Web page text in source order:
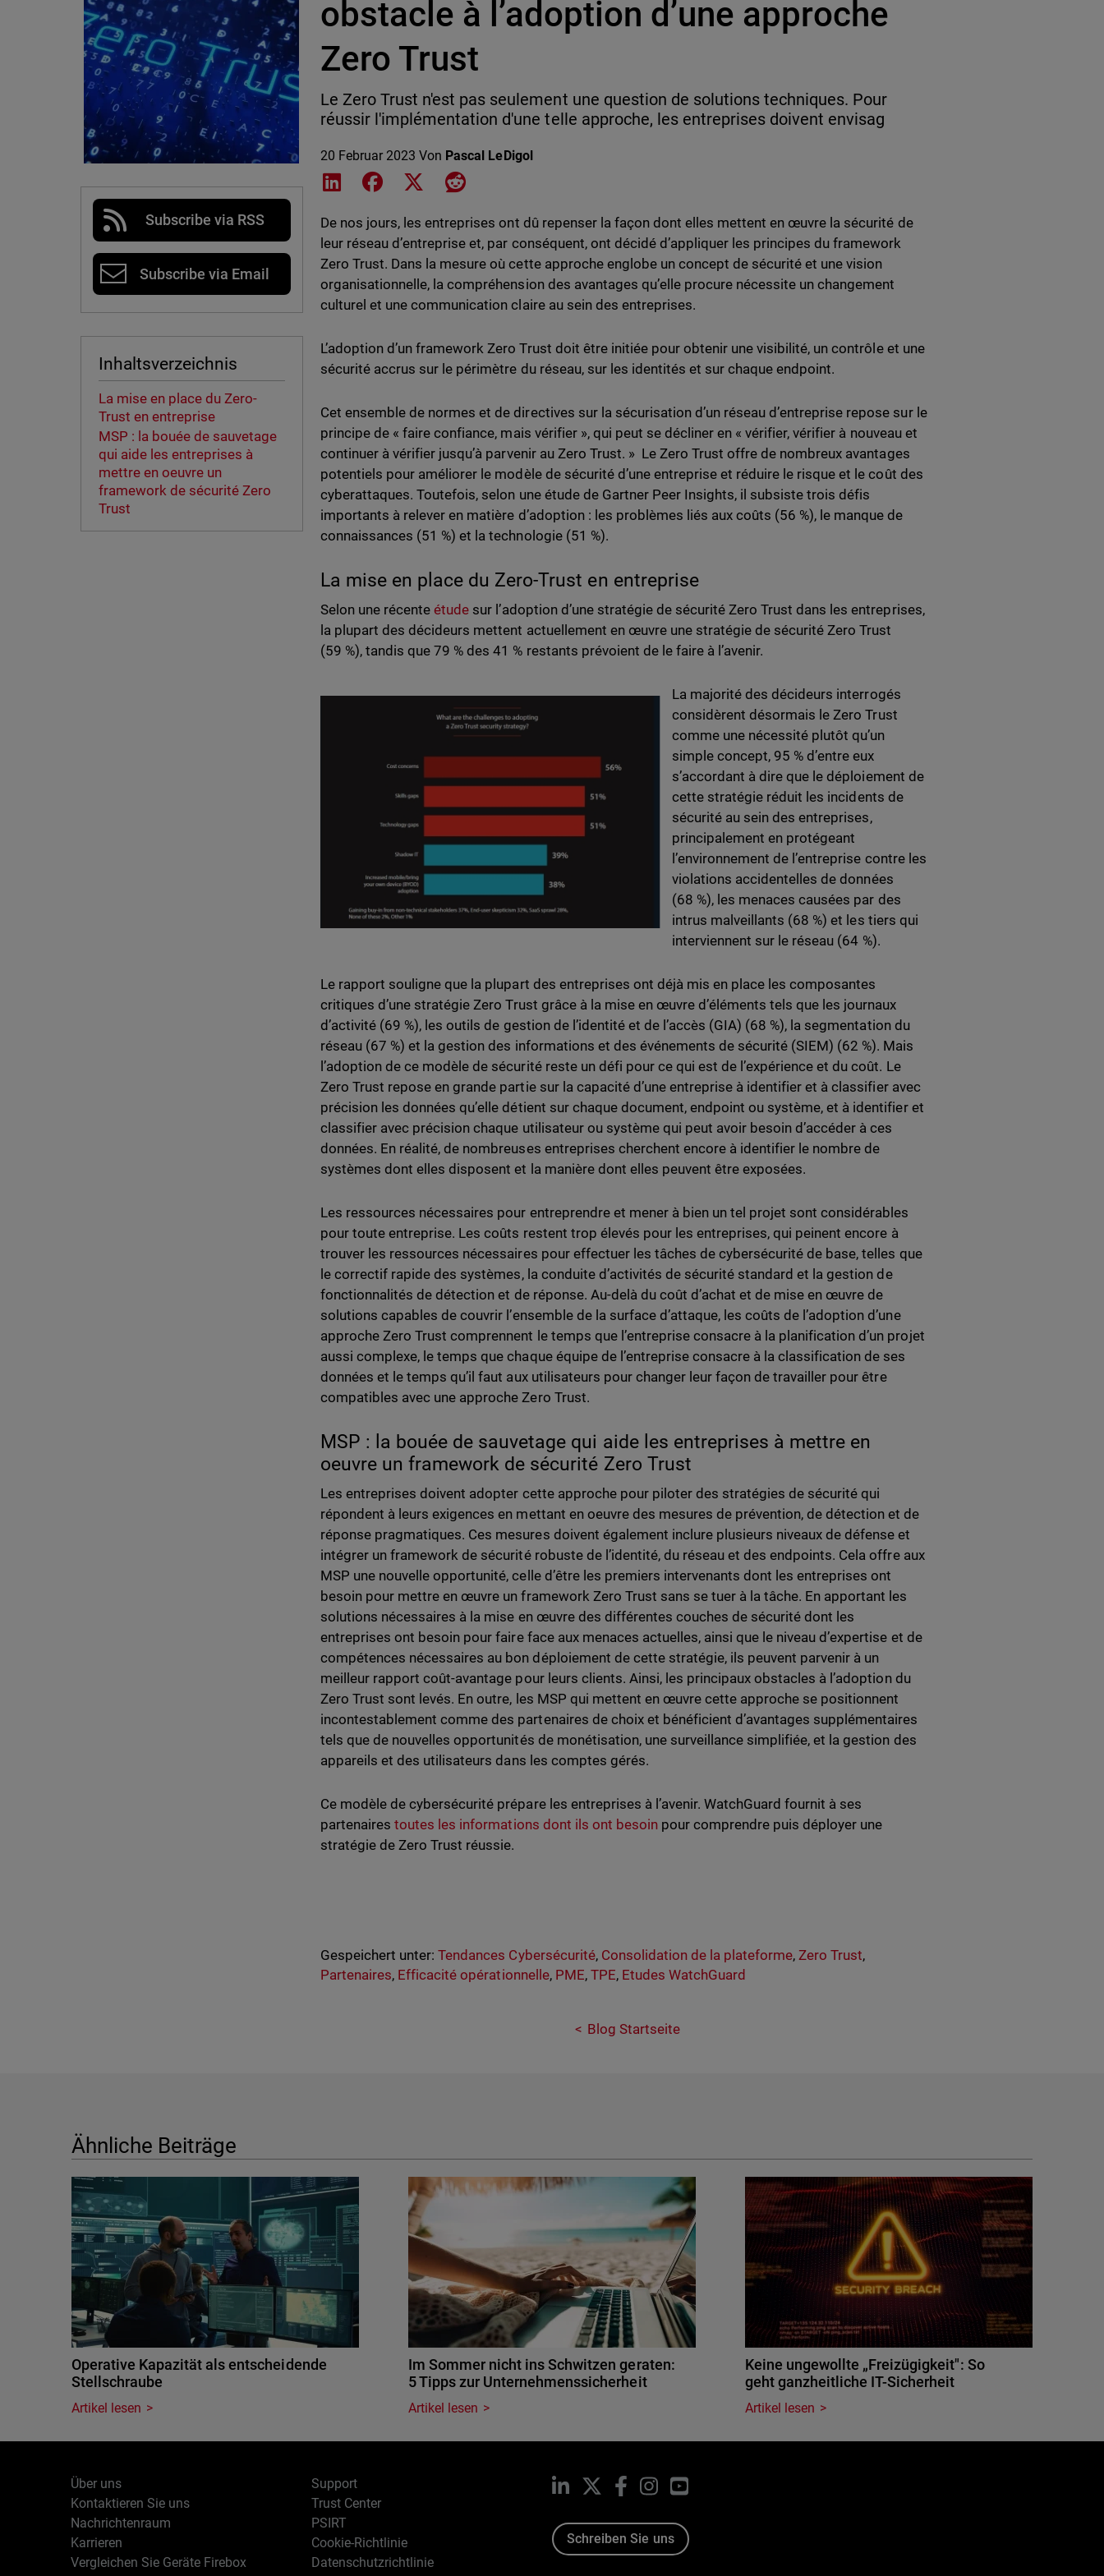
Subscribe via RSS
Subscribe via Email
Inhaltsverzeichnis
La mise en place du Zero-
Trust en entreprise
MSP : la bouée de sauvetage
qui aide les entreprises à
mettre en oeuvre un
framework de sécurité Zero
Trust
obstacle à l’adoption d’une approche
Zero Trust
Le Zero Trust n'est pas seulement une question de solutions techniques. Pour
réussir l'implémentation d'une telle approche, les entreprises doivent envisag
20 Februar 2023 Von Pascal LeDigol
Share on LinkedIn
Share on Facebook
Share on XShare on Reddit
De nos jours, les entreprises ont dû repenser la façon dont elles mettent en œuvre la sécurité de
leur réseau d’entreprise et, par conséquent, ont décidé d’appliquer les principes du framework
Zero Trust. Dans la mesure où cette approche englobe un concept de sécurité et une vision
organisationnelle, la compréhension des avantages qu’elle procure nécessite un changement
culturel et une communication claire au sein des entreprises.
L’adoption d’un framework Zero Trust doit être initiée pour obtenir une visibilité, un contrôle et une
sécurité accrus sur le périmètre du réseau, sur les identités et sur chaque endpoint.
Cet ensemble de normes et de directives sur la sécurisation d’un réseau d’entreprise repose sur le
principe de « faire confiance, mais vérifier », qui peut se décliner en « vérifier, vérifier à nouveau et
continuer à vérifier jusqu’à parvenir au Zero Trust. » Le Zero Trust offre de nombreux avantages
potentiels pour améliorer le modèle de sécurité d’une entreprise et réduire le risque et le coût des
cyberattaques. Toutefois, selon une étude de Gartner Peer Insights, il subsiste trois défis
importants à relever en matière d’adoption : les problèmes liés aux coûts (56 %), le manque de
connaissances (51 %) et la technologie (51 %).
La mise en place du Zero-Trust en entreprise
Selon une récenteétude sur l’adoption d’une stratégie de sécurité Zero Trust dans les entreprises,
la plupart des décideurs mettent actuellement en œuvre une stratégie de sécurité Zero Trust
(59 %), tandis que 79 % des 41 % restants prévoient de le faire à l’avenir.
La majorité des décideurs interrogés
considèrent désormais le Zero Trust
comme une nécessité plutôt qu’un
simple concept, 95 % d’entre eux
s’accordant à dire que le déploiement de
cette stratégie réduit les incidents de
sécurité au sein des entreprises,
principalement en protégeant
l’environnement de l’entreprise contre les
violations accidentelles de données
(68 %), les menaces causées par des
intrus malveillants (68 %) et les tiers qui
interviennent sur le réseau (64 %).
Le rapport souligne que la plupart des entreprises ont déjà mis en place les composantes
critiques d’une stratégie Zero Trust grâce à la mise en œuvre d’éléments tels que les journaux
d’activité (69 %), les outils de gestion de l’identité et de l’accès (GIA) (68 %), la segmentation du
réseau (67 %) et la gestion des informations et des événements de sécurité (SIEM) (62 %). Mais
l’adoption de ce modèle de sécurité reste un défi pour ce qui est de l’expérience et du coût. Le
Zero Trust repose en grande partie sur la capacité d’une entreprise à identifier et à classifier avec
précision les données qu’elle détient sur chaque document, endpoint ou système, et à identifier et
classifier avec précision chaque utilisateur ou système qui peut avoir besoin d’accéder à ces
données. En réalité, de nombreuses entreprises cherchent encore à identifier le nombre de
systèmes dont elles disposent et la manière dont elles peuvent être exposées.
Les ressources nécessaires pour entreprendre et mener à bien un tel projet sont considérables
pour toute entreprise. Les coûts restent trop élevés pour les entreprises, qui peinent encore à
trouver les ressources nécessaires pour effectuer les tâches de cybersécurité de base, telles que
le correctif rapide des systèmes, la conduite d’activités de sécurité standard et la gestion de
fonctionnalités de détection et de réponse. Au-delà du coût d’achat et de mise en œuvre de
solutions capables de couvrir l’ensemble de la surface d’attaque, les coûts de l’adoption d’une
approche Zero Trust comprennent le temps que l’entreprise consacre à la planification d’un projet
aussi complexe, le temps que chaque équipe de l’entreprise consacre à la classification de ses
données et le temps qu’il faut aux utilisateurs pour changer leur façon de travailler pour être
compatibles avec une approche Zero Trust.
MSP : la bouée de sauvetage qui aide les entreprises à mettre en
oeuvre un framework de sécurité Zero Trust
Les entreprises doivent adopter cette approche pour piloter des stratégies de sécurité qui
répondent à leurs exigences en mettant en oeuvre des mesures de prévention, de détection et de
réponse pragmatiques. Ces mesures doivent également inclure plusieurs niveaux de défense et
intégrer un framework de sécurité robuste de l’identité, du réseau et des endpoints. Cela offre aux
MSP une nouvelle opportunité, celle d’être les premiers intervenants dont les entreprises ont
besoin pour mettre en œuvre un framework Zero Trust sans se tuer à la tâche. En apportant les
solutions nécessaires à la mise en œuvre des différentes couches de sécurité dont les
entreprises ont besoin pour faire face aux menaces actuelles, ainsi que le niveau d’expertise et de
compétences nécessaires au bon déploiement de cette stratégie, ils peuvent parvenir à un
meilleur rapport coût-avantage pour leurs clients. Ainsi, les principaux obstacles à l’adoption du
Zero Trust sont levés. En outre, les MSP qui mettent en œuvre cette approche se positionnent
incontestablement comme des partenaires de choix et bénéficient d’avantages supplémentaires
tels que de nouvelles opportunités de monétisation, une surveillance simplifiée, et la gestion des
appareils et des utilisateurs dans les comptes gérés.
Ce modèle de cybersécurité prépare les entreprises à l’avenir. WatchGuard fournit à ses
partenairestoutes les informations dont ils ont besoinpour comprendre puis déployer une
stratégie de Zero Trust réussie.
Gespeichert unter: Tendances Cybersécurité, Consolidation de la plateforme,Zero Trust,
Partenaires, Efficacité opérationnelle, PME, TPE, Etudes WatchGuard
Blog Startseite
Ähnliche Beiträge
Operative Kapazität als entscheidende
Stellschraube
Artikel lesen
Im Sommer nicht ins Schwitzen geraten:
5 Tipps zur Unternehmenssicherheit
Artikel lesen
Keine ungewollte „Freizügigkeit": So
geht ganzheitliche IT-Sicherheit
Artikel lesen
Über uns
Kontaktieren Sie uns
Nachrichtenraum
Karrieren
Vergleichen Sie Geräte Firebox
Support
Trust Center
PSIRT
Cookie-Richtlinie
Datenschutzrichtlinie
LinkedIn Facebook
InstagramYouTube
Schreiben Sie uns